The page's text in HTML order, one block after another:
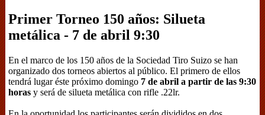
Primer Torneo 150 años: Silueta
metálica - 7 de abril 9:30
En el marco de los 150 años de la Sociedad Tiro Suizo se han
organizado dos torneos abiertos al público. El primero de ellos
tendrá lugar éste próximo domingo 7 de abril a partir de las 9:30
horas y será de silueta metálica con rifle .22lr.